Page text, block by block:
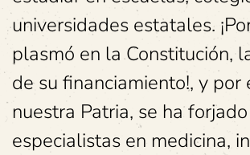
universidades estatales.
plasmó en la Constitución,
de su financiamiento!, y por
nuestra Patria, se ha
especialistas en medicina,